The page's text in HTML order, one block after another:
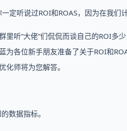
定听说过ROI和ROAS，因为在我们
听“大佬”们侃侃而谈自己的ROI多
为各位新手朋友准备了关于ROI和
化师将为您解答。
数据指标。